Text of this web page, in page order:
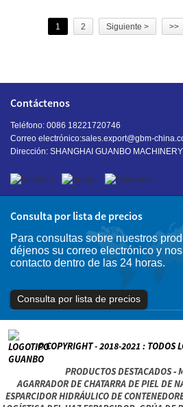
1 2 Siguiente > >>
Contáctenos
Teléfono: 0086 18221720746
Correo electrónico:sales.export@gbm-
Dirección: SHANGHAI GUANBO
Consulta por lista de precios
Para consultas sobre nuestros
déjenos su correo electrónico y
contacto dentro de las 24 horas.
Consulta por lista de precios
© COPYRIGHT - 2018-2021 : TODOS
PRODUCTOS DESTACADOS-
AGARRADOR DE CHATARRA DE PIEL DE
ESPARCIDOR HIDRÁULICO DE